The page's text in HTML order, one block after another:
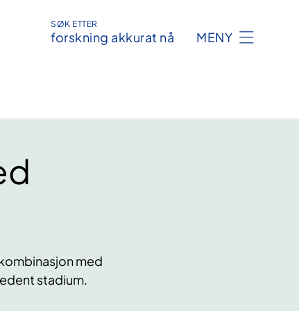
SØK ETTER
forskning akkurat nå MENY
med
stadium.